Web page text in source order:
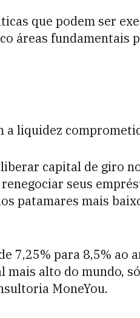
que podem ser
áreas fundamentais
a liquidez
capital de giro
seus
patamares mais
7,25% para 8,5% ao
alto do mundo,
MoneYou.